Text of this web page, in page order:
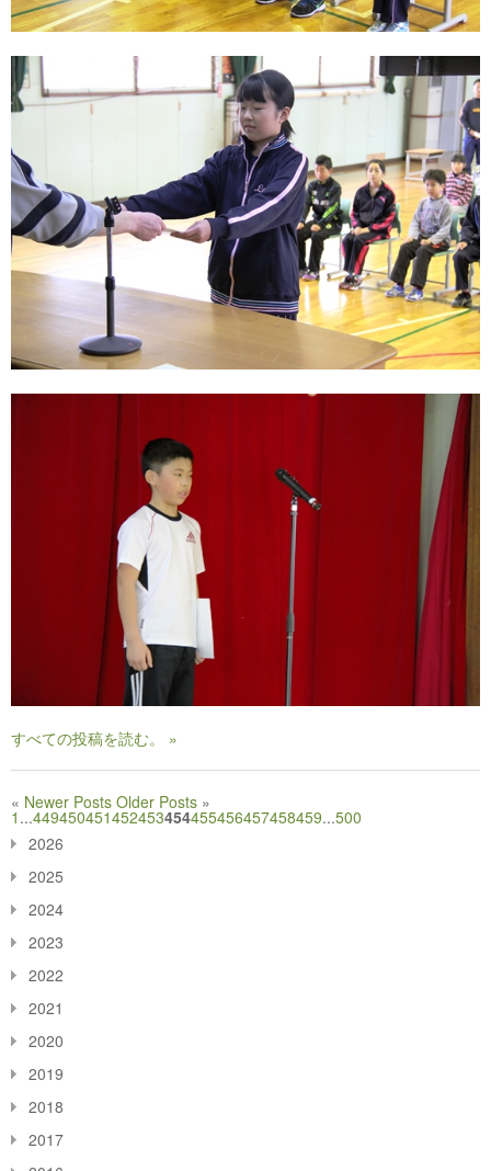
すべての投稿を読む。 »
« Newer Posts Older Posts »
1 ...449450451452453454455456457458459...500
2026
2025
2024
2023
2022
2021
2020
2019
2018
2017